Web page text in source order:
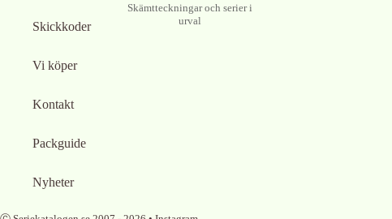
Skickkoder
Vi köper
Kontakt
Packguide
Nyheter
Skämtteckningar och serier i
urval